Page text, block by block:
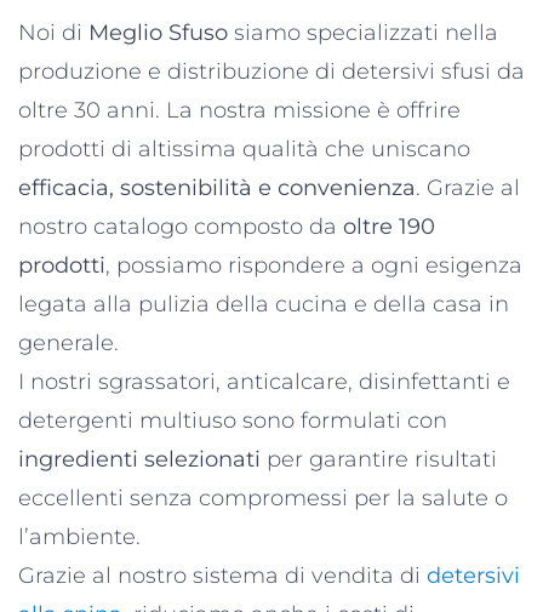
Noi di Meglio Sfuso siamo specializzati nella
produzione e distribuzione di detersivi sfusi da
oltre 30 anni. La nostra missione è offrire
prodotti di altissima qualità che uniscano
efficacia, sostenibilità e convenienza. Grazie al
nostro catalogo composto da oltre 190
prodotti, possiamo rispondere a ogni esigenza
legata alla pulizia della cucina e della casa in
generale.
I nostri sgrassatori, anticalcare, disinfettanti e
detergenti multiuso sono formulati con
ingredienti selezionati per garantire risultati
eccellenti senza compromessi per la salute o
l’ambiente.
Grazie al nostro sistema di vendita di detersivi